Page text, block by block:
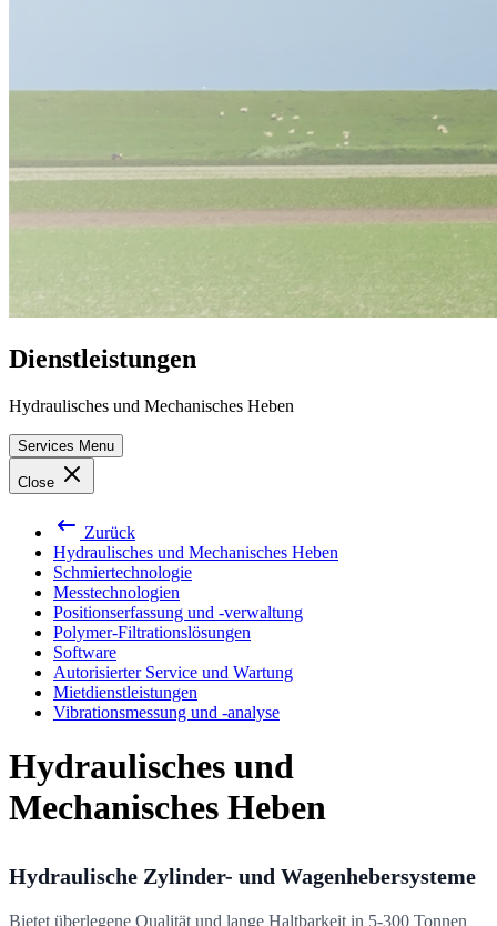
Dienstleistungen
Hydraulisches und Mechanisches Heben
Services Menu
Close
Zurück
Hydraulisches und Mechanisches Heben
Schmiertechnologie
Messtechnologien
Positionserfassung und -verwaltung
Polymer-Filtrationslösungen
Software
Autorisierter Service und Wartung
Mietdienstleistungen
Vibrationsmessung und -analyse
Hydraulisches und
Mechanisches Heben
Hydraulische Zylinder- und Wagenhebersysteme
Bietet überlegene Qualität und lange Haltbarkeit in 5-300 Tonnen